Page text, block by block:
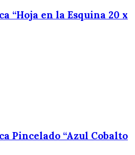
“Hoja en la Esquina 20 x
Pincelado “Azul Cobalto